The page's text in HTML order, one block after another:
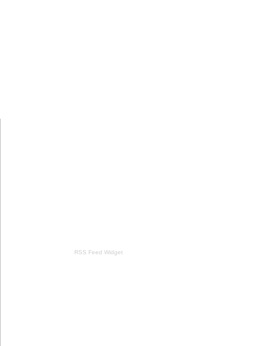
RSS Feed Widget